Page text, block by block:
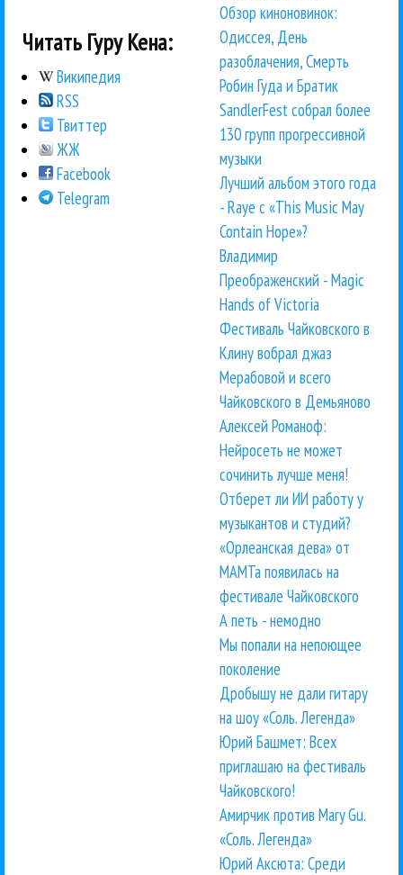
Читать Гуру Кена:
Википедия
RSS
Твиттер
ЖЖ
Facebook
Telegram
Обзор киноновинок:
Одиссея, День
разоблачения, Смерть
Робин Гуда и Братик
SandlerFest собрал более
130 групп прогрессивной
музыки
Лучший альбом этого года
- Raye с «This Music May
Contain Hope»?
Владимир
Преображенский - Magic
Hands of Victoria
Фестиваль Чайковского в
Клину вобрал джаз
Мерабовой и всего
Чайковского в Демьяново
Алексей Романоф:
Нейросеть не может
сочинить лучше меня!
Отберет ли ИИ работу у
музыкантов и студий?
«Орлеанская дева» от
МАМТа появилась на
фестивале Чайковского
А петь - немодно
Мы попали на непоющее
поколение
Дробышу не дали гитару
на шоу «Соль. Легенда»
Юрий Башмет: Всех
приглашаю на фестиваль
Чайковского!
Амирчик против Mary Gu.
«Соль. Легенда»
Юрий Аксюта: Среди